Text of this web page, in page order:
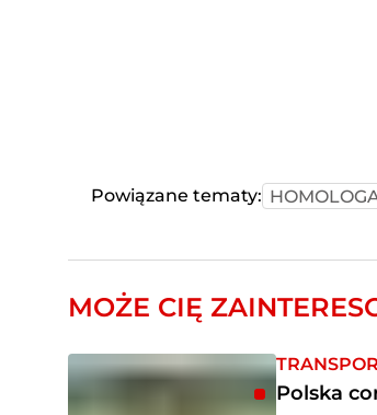
Powiązane tematy:
MOŻE CIĘ
Polska